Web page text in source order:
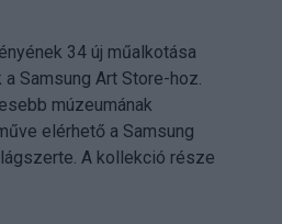
34 új műalkotása
Samsung Art Store-hoz.
múzeumának
elérhető a Samsung
A kollekció része